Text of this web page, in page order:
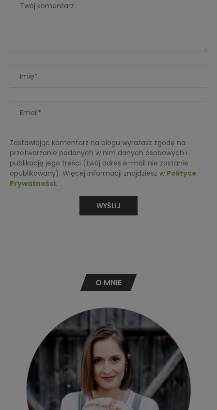
Zostawiając komentarz na blogu wyrażasz zgodę na
przetwarzanie podanych w nim danych osobowych i
publikację jego treści (twój adres e-mail nie zostanie
opublikowany). Więcej informacji znajdziesz w Polityce
Prywatności.
O MNIE